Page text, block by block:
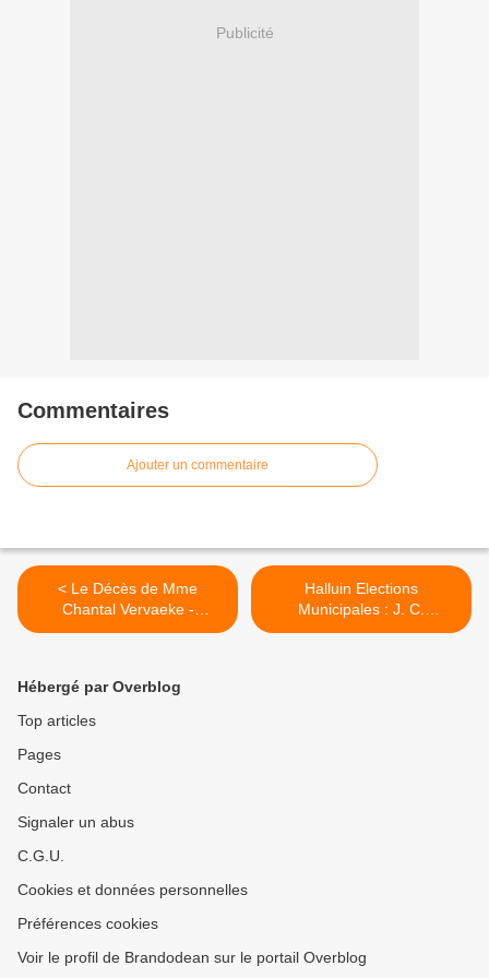
Publicité
Commentaires
Ajouter un commentaire
< Le Décès de Mme
Chantal Vervaeke -
Vandeweghe : Décès (Mars
Halluin Elections
Municipales : J. C.
Destailleur... Appel devant
Hébergé par Overblog
Top articles
Pages
Contact
Signaler un abus
C.G.U.
Cookies et données personnelles
Préférences cookies
Voir le profil de Brandodean sur le portail Overblog